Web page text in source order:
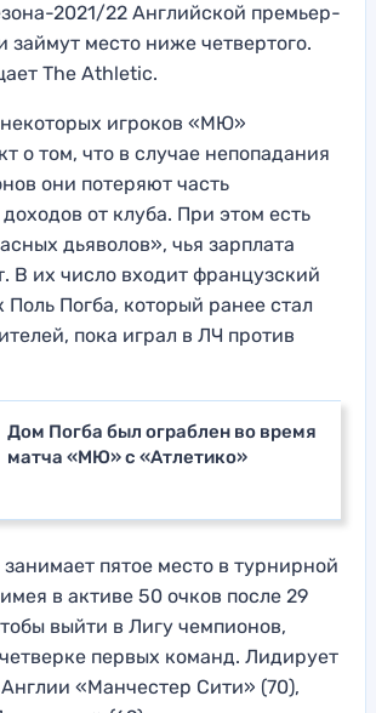
2021/22 Английской премьер-
займут место ниже четвертого.
The Athletic.
игроков «МЮ»
о том, что в случае непопадания
они потеряют часть
от клуба. При этом есть
дьяволов», чья зарплата
В их число входит французский
Поль Погба, который ранее стал
пока играл в ЛЧ против
Дом Погба был ограблен во время
матча «МЮ» с «Атлетико»
пятое место в турнирной
в активе 50 очков после 29
выйти в Лигу чемпионов,
первых команд. Лидирует
«Манчестер Сити» (70),